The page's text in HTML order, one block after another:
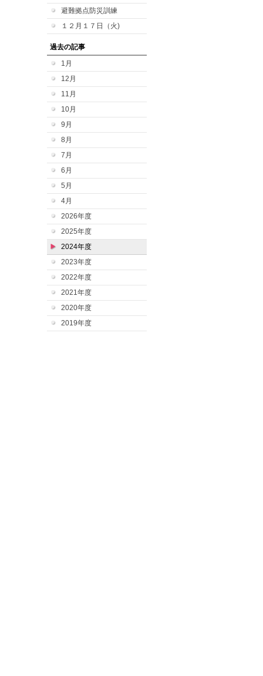
避難拠点防災訓練
１２月１７日（火)
過去の記事
1月
12月
11月
10月
9月
8月
7月
6月
5月
4月
2026年度
2025年度
2024年度
2023年度
2022年度
2021年度
2020年度
2019年度